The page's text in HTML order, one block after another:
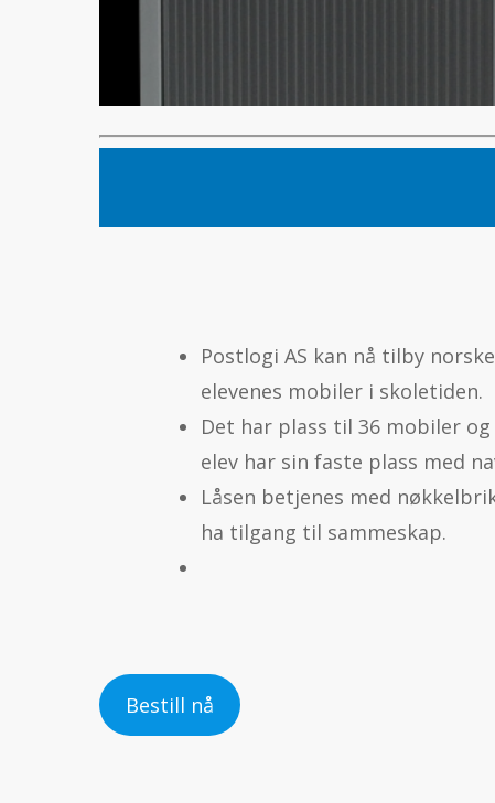
Postlogi AS kan nå tilby
elevenes mobiler i skoletiden.
Det har plass til 36 mobiler
elev har sin faste plass med
Låsen betjenes med
ha tilgang til sammeskap.
Bestill nå